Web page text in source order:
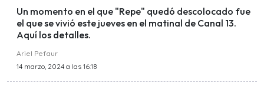
Un momento en el que "Repe" quedó descolocado fue
el que se vivió este jueves en el matinal de Canal 13.
Aquí los detalles.
Ariel Pefaur
14 marzo, 2024 a las 16:18